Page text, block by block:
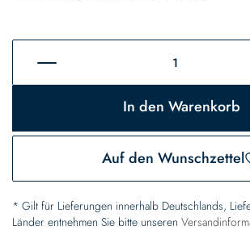
In den Warenkorb
Auf den Wunschzettel
* Gilt für Lieferungen innerhalb Deutschlands,
Länder entnehmen Sie bitte unseren